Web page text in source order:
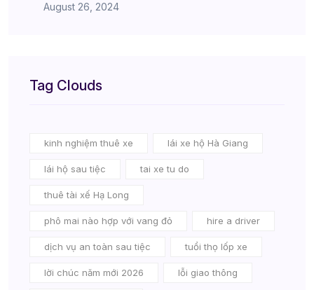
August 26, 2024
Tag Clouds
kinh nghiệm thuê xe lái xe hộ Hà Giang
lái hộ sau tiệc tai xe tu do
thuê tài xế Hạ Long
phô mai nào hợp với vang đỏ hire a driver
dịch vụ an toàn sau tiệc tuổi thọ lốp xe
lời chúc năm mới 2026 lỗi giao thông